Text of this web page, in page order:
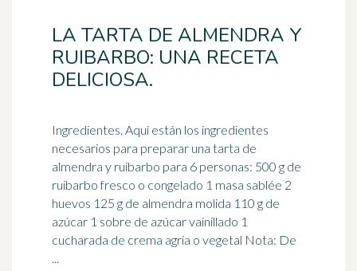
LA TARTA DE ALMENDRA Y
RUIBARBO: UNA RECETA
DELICIOSA.
Ingredientes. Aquí están los ingredientes
necesarios para preparar una tarta de
almendra y ruibarbo para 6 personas: 500 g de
ruibarbo fresco o congelado 1 masa sablée 2
huevos 125 g de almendra molida 110 g de
azúcar 1 sobre de azúcar vainillado 1
cucharada de crema agria o vegetal Nota: De
...